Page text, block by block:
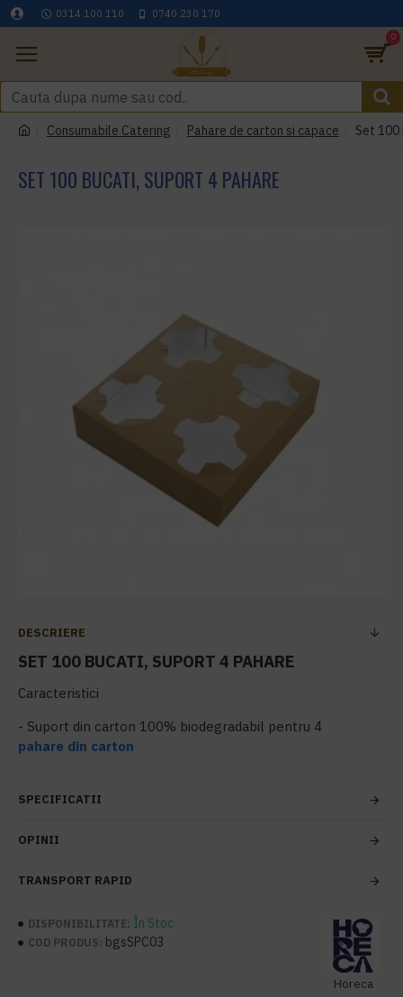
0314 100 110 0740 230 170
0
Consumabile Catering Pahare de carton si capace Set 100
SET 100 BUCATI, SUPORT 4 PAHARE
DESCRIERE
SET 100 BUCATI, SUPORT 4 PAHARE
Caracteristici
- Suport din carton 100% biodegradabil pentru 4
pahare din carton
SPECIFICATII
OPINII
TRANSPORT RAPID
DISPONIBILITATE: În Stoc
COD PRODUS: bgsSPC03
Horeca